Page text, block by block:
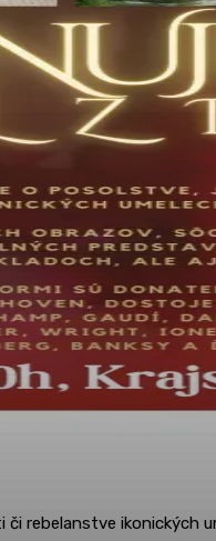
rebelanstve ikonických